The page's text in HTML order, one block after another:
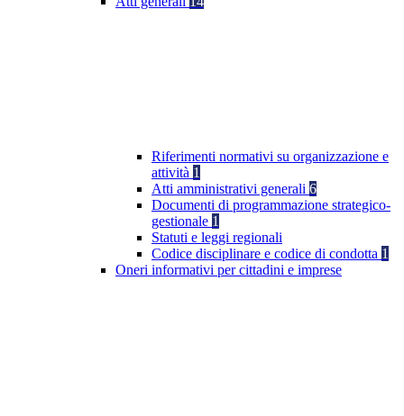
Riferimenti normativi su organizzazione e
attività 1
Atti amministrativi generali 6
Documenti di programmazione strategico-
gestionale 1
Statuti e leggi regionali
Codice disciplinare e codice di condotta 1
Oneri informativi per cittadini e imprese